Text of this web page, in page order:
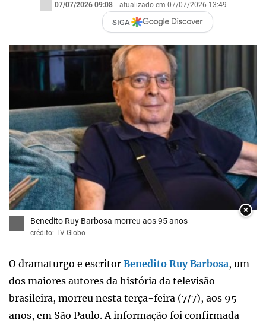
07/07/2026 09:08 - atualizado em 07/07/2026 13:49
SIGA
×
Benedito Ruy Barbosa morreu aos 95 anos
crédito: TV Globo
O dramaturgo e escritor Benedito Ruy Barbosa, um
dos maiores autores da história da televisão
brasileira, morreu nesta terça-feira (7/7), aos 95
anos, em São Paulo. A informação foi confirmada